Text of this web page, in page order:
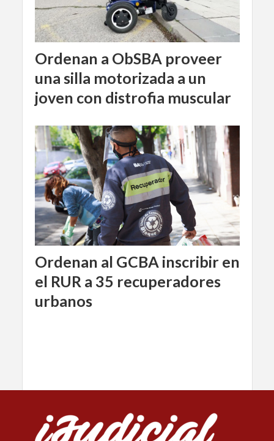
Ordenan a ObSBA proveer
una silla motorizada a un
joven con distrofia muscular
Ordenan al GCBA inscribir en
el RUR a 35 recuperadores
urbanos